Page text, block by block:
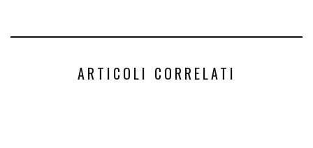
ARTICOLI CORRELATI